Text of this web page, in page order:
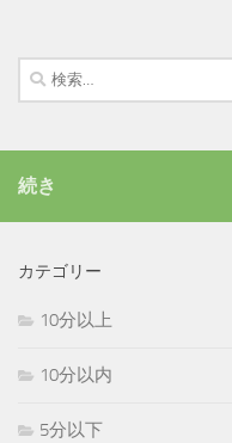
検
索:
続き
カテゴリー
10分以上
10分以内
5分以下